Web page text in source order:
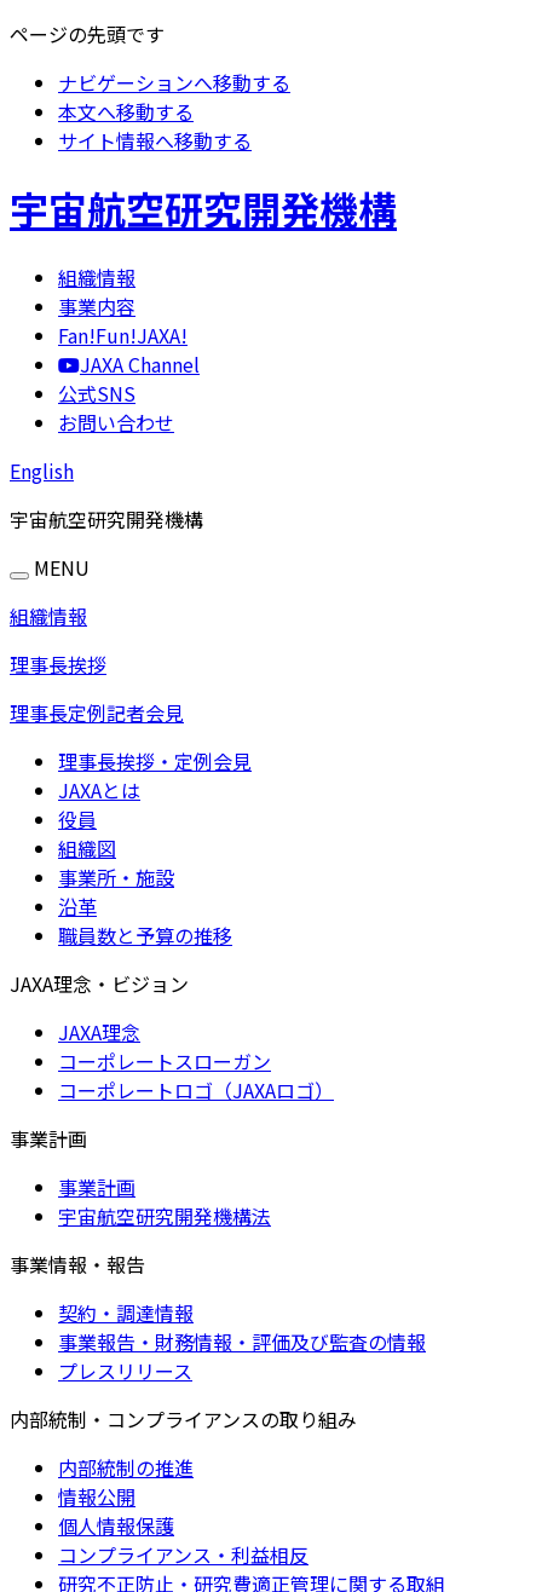
ページの先頭です
ナビゲーションへ移動する
本文へ移動する
サイト情報へ移動する
宇宙航空研究開発機構
組織情報
事業内容
Fan!Fun!JAXA!
JAXA Channel
公式SNS
お問い合わせ
English
宇宙航空研究開発機構
MENU
組織情報
理事長挨拶
理事長定例記者会見
理事長挨拶・定例会見
JAXAとは
役員
組織図
事業所・施設
沿革
職員数と予算の推移
JAXA理念・ビジョン
JAXA理念
コーポレートスローガン
コーポレートロゴ（JAXAロゴ）
事業計画
事業計画
宇宙航空研究開発機構法
事業情報・報告
契約・調達情報
事業報告・財務情報・評価及び監査の情報
プレスリリース
内部統制・コンプライアンスの取り組み
内部統制の推進
情報公開
個人情報保護
コンプライアンス・利益相反
研究不正防止・研究費適正管理に関する取組